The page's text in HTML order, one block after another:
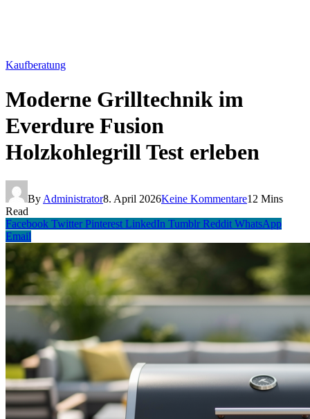
Kaufberatung
Moderne Grilltechnik im
Everdure Fusion
Holzkohlegrill Test erleben
By Administrator8. April 2026Keine Kommentare12 Mins
Read
Facebook Twitter Pinterest LinkedIn Tumblr Reddit WhatsApp
Email